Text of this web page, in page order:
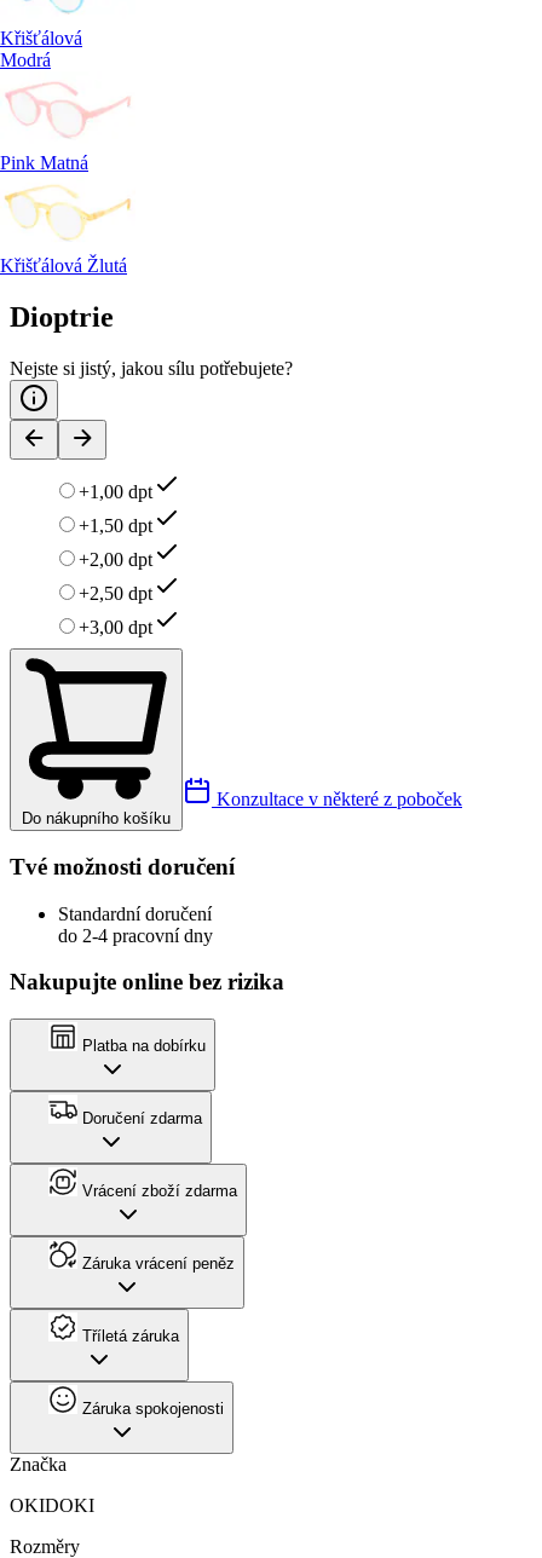
Křišťálová
Modrá
Pink Matná
Křišťálová Žlutá
Dioptrie
Nejste si jistý, jakou sílu potřebujete?
+1,00 dpt
+1,50 dpt
+2,00 dpt
+2,50 dpt
+3,00 dpt
Do nákupního košíku
Konzultace v některé z poboček
Tvé možnosti doručení
Standardní doručení
do 2-4 pracovní dny
Nakupujte online bez rizika
Platba na dobírku
Doručení zdarma
Vrácení zboží zdarma
Záruka vrácení peněz
Tříletá záruka
Záruka spokojenosti
Značka
OKIDOKI
Rozměry